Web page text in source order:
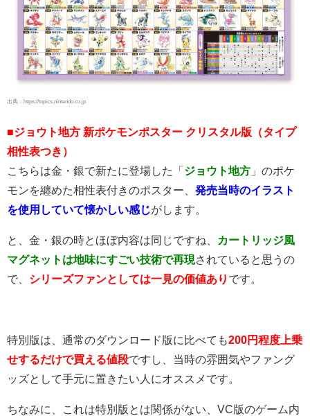
出典：https://topics.nintendo.co.jp
■ジョウト地方 新ポケモンポスター クリスタル版（タイプ
相性表つき）
こちらは金・銀で新たに登場した「 ジョウト地方 」のポケ
モンを纏めた相性表付きのポスター、 発売当時のイラスト
を使用していて懐かしい感じがします。
と、金・銀の時とほぼ内容は同じですね、
カートリッジ風
マグネットは地味にすごい技術で再現されていると思うの
で、 シリーズファンとしては一見の価値あり です。
特別版は、通常のダウンロード版に比べても200円程度上乗
せするだけで買える値段ですし、当時の雰囲気やファング
ッズとして手元に置きたい人にオススメです。
ちなみに、これは特別版とは関係がない、VC版のゲーム内